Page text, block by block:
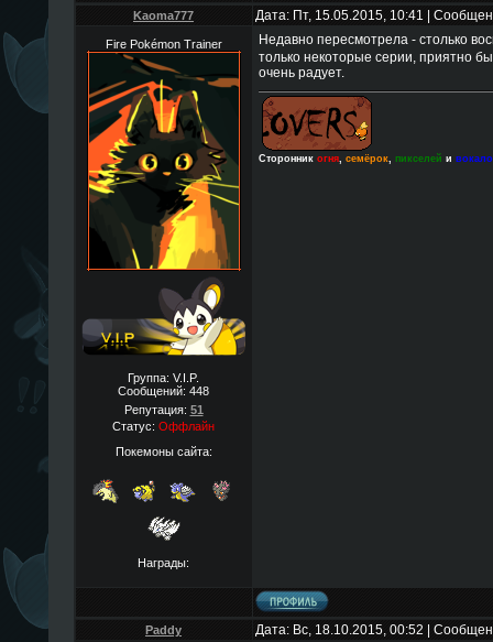
Kaoma777 Дата: Пт, 15.05.2015, 10:41 |
Fire Pokémon Trainer
Группа: V.I.P.
Сообщений: 448
Репутация: 51
Статус: Оффлайн
Покемоны сайта:
Награды:
Недавно пересмотрела - столько
только некоторые серии, приятно
очень радует.
Сторонник огня, семёрок, пикселей и
Paddy Дата: Вс, 18.10.2015, 00:52 |